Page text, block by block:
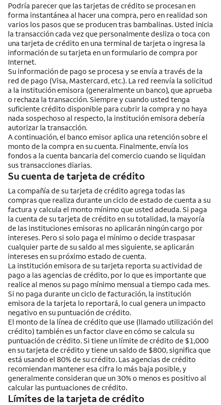
Podría parecer que las tarjetas de crédito se procesan en
forma instantánea al hacer una compra, pero en realidad son
varios los pasos que se producen tras bambalinas. Usted inicia
la transacción cada vez que personalmente desliza o toca con
una tarjeta de crédito en una terminal de tarjeta o ingresa la
información de su tarjeta en un formulario de compra por
Internet.
Su información de pago se procesa y se envía a través de la
red de pago (Visa, Mastercard, etc.). La red reenvía la solicitud
a la institución emisora (generalmente un banco), que aprueba
o rechaza la transacción. Siempre y cuando usted tenga
suficiente crédito disponible para cubrir la compra y no haya
nada sospechoso al respecto, la institución emisora debería
autorizar la transacción.
A continuación, el banco emisor aplica una retención sobre el
monto de la compra en su cuenta. Finalmente, envía los
fondos a la cuenta bancaria del comercio cuando se liquidan
sus transacciones diarias.
Su cuenta de tarjeta de crédito
La compañía de su tarjeta de crédito agrega todas las
compras que realiza durante un ciclo de estado de cuenta a su
factura y calcula el monto mínimo que usted adeuda. Si paga
la cuenta de su tarjeta de crédito en su totalidad, la mayoría
de las instituciones emisoras no aplicarán ningún cargo por
intereses. Pero si solo paga el mínimo o decide traspasar
cualquier parte de su saldo al mes siguiente, se aplicarán
intereses en su próximo estado de cuenta.
La institución emisora de su tarjeta reporta su actividad de
pago a las agencias de crédito, por lo que es importante que
realice al menos su pago mínimo mensual a tiempo cada mes.
Si no paga durante un ciclo de facturación, la institución
emisora de la tarjeta lo reportará, lo cual genera un impacto
negativo en su puntuación de crédito.
El monto de la línea de crédito que use (llamado utilización del
crédito) también es un factor clave en cómo se calcula su
puntuación de crédito. Si tiene un límite de crédito de $1,000
en su tarjeta de crédito y tiene un saldo de $800, significa que
está usando el 80% de su crédito. Las agencias de crédito
recomiendan mantener esa cifra lo más baja posible, y
generalmente consideran que un 30% o menos es positivo al
calcular las puntuaciones de crédito.
Límites de la tarjeta de crédito